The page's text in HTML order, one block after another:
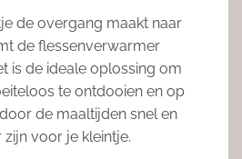
de overgang maakt naar
de flessenverwarmer
is de ideale oplossing om
te ontdooien en op
de maaltijden snel en
voor je kleintje.